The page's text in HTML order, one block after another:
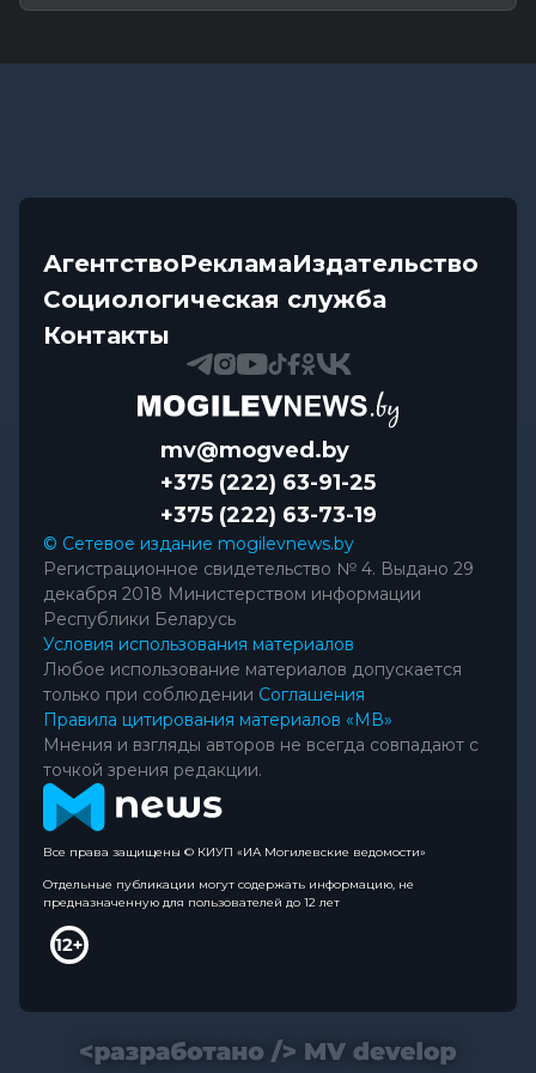
АгентствоРекламаИздательство
Социологическая служба
Контакты
mv@mogved.by
+375 (222) 63-91-25
+375 (222) 63-73-19
© Сетевое издание mogilevnews.by
Регистрационное свидетельство № 4. Выдано 29
декабря 2018 Министерством информации
Республики Беларусь
Условия использования материалов
Любое использование материалов допускается
только при соблюдении Соглашения
Правила цитирования материалов «МВ»
Мнения и взгляды авторов не всегда совпадают с
точкой зрения редакции.
Все права защищены © КИУП «ИА Могилевские ведомости»
Отдельные публикации могут содержать информацию, не
предназначенную для пользователей до 12 лет